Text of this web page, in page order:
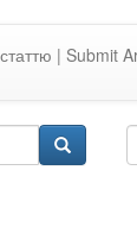
| Submit